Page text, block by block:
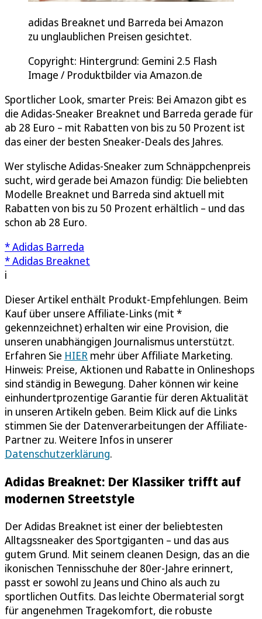
adidas Breaknet und Barreda bei Amazon
zu unglaublichen Preisen gesichtet.
Copyright: Hintergrund: Gemini 2.5 Flash
Image / Produktbilder via Amazon.de
Sportlicher Look, smarter Preis: Bei Amazon gibt es
die Adidas-Sneaker Breaknet und Barreda gerade für
ab 28 Euro – mit Rabatten von bis zu 50 Prozent ist
das einer der besten Sneaker-Deals des Jahres.
Wer stylische Adidas-Sneaker zum Schnäppchenpreis
sucht, wird gerade bei Amazon fündig: Die beliebten
Modelle Breaknet und Barreda sind aktuell mit
Rabatten von bis zu 50 Prozent erhältlich – und das
schon ab 28 Euro.
* Adidas Barreda
* Adidas Breaknet
i
Dieser Artikel enthält Produkt-Empfehlungen. Beim
Kauf über unsere Affiliate-Links (mit *
gekennzeichnet) erhalten wir eine Provision, die
unseren unabhängigen Journalismus unterstützt.
Erfahren Sie HIER mehr über Affiliate Marketing.
Hinweis: Preise, Aktionen und Rabatte in Onlineshops
sind ständig in Bewegung. Daher können wir keine
einhundertprozentige Garantie für deren Aktualität
in unseren Artikeln geben. Beim Klick auf die Links
stimmen Sie der Datenverarbeitungen der Affiliate-
Partner zu. Weitere Infos in unserer
Datenschutzerklärung.
Adidas Breaknet: Der Klassiker trifft auf
modernen Streetstyle
Der Adidas Breaknet ist einer der beliebtesten
Alltagssneaker des Sportgiganten – und das aus
gutem Grund. Mit seinem cleanen Design, das an die
ikonischen Tennisschuhe der 80er-Jahre erinnert,
passt er sowohl zu Jeans und Chino als auch zu
sportlichen Outfits. Das leichte Obermaterial sorgt
für angenehmen Tragekomfort, die robuste